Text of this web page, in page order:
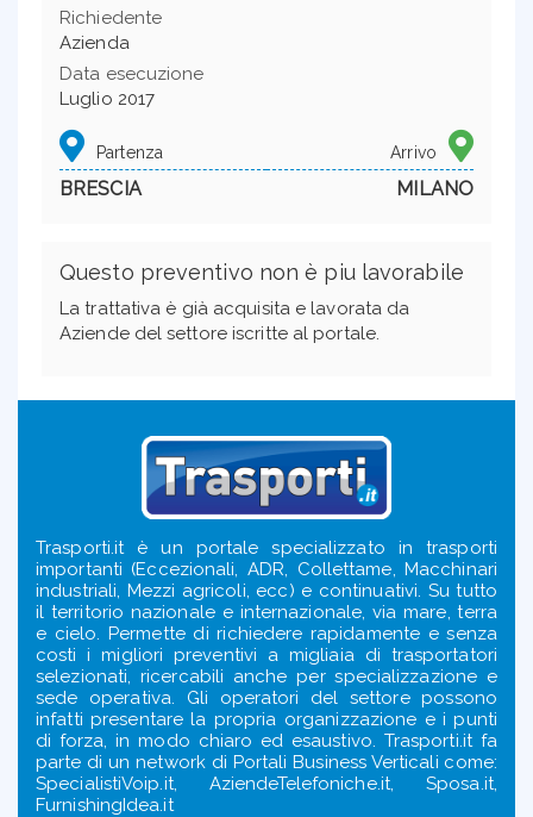
Richiedente
Azienda
Data esecuzione
Luglio 2017
Partenza Arrivo
BRESCIA MILANO
Questo preventivo non è piu lavorabile
La trattativa è già acquisita e lavorata da
Aziende del settore iscritte al portale.
Trasporti.it è un portale specializzato in trasporti
importanti (Eccezionali, ADR, Collettame, Macchinari
industriali, Mezzi agricoli, ecc) e continuativi. Su tutto
il territorio nazionale e internazionale, via mare, terra
e cielo. Permette di richiedere rapidamente e senza
costi i migliori preventivi a migliaia di trasportatori
selezionati, ricercabili anche per specializzazione e
sede operativa. Gli operatori del settore possono
infatti presentare la propria organizzazione e i punti
di forza, in modo chiaro ed esaustivo. Trasporti.it fa
parte di un network di Portali Business Verticali come:
SpecialistiVoip.it, AziendeTelefoniche.it, Sposa.it,
FurnishingIdea.it